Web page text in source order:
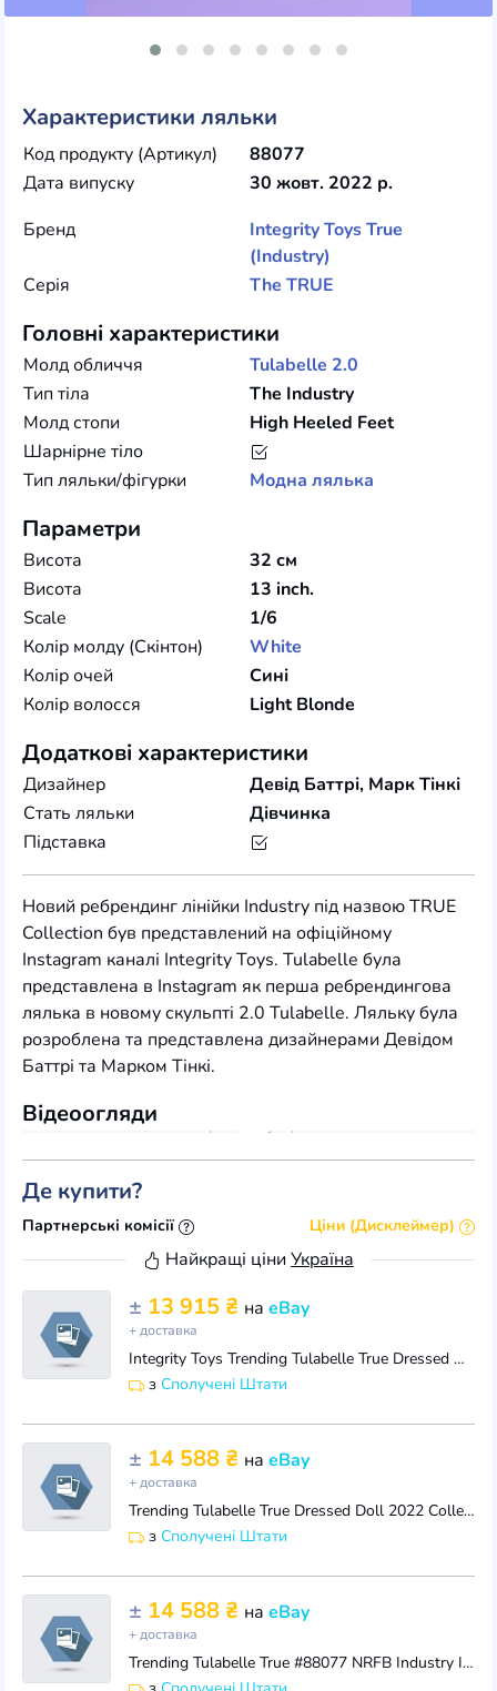
Характеристики ляльки
Код продукту (Артикул)
88077
Дата випуску
30 жовт. 2022 р.
Бренд
Integrity ToysTrue
(Industry)
Серія
The TRUE
Головні характеристики
Молд обличчя
Tulabelle 2.0
Тип тіла
The Industry
Молд стопи
High Heeled Feet
Шарнірне тіло
Тип ляльки/фігурки
Модна лялька
Параметри
Висота
32 см
Висота
13 inch.
Scale
1/6
Колір молду (Скінтон)
White
Колір очей
Сині
Колір волосся
Light Blonde
Додаткові характеристики
Дизайнер
Девід Баттрі, Марк Тінкі
Стать ляльки
Дівчинка
Підставка
Новий ребрендинг лінійки Industry під назвою TRUE
Collection був представлений на офіційному
Instagram каналі Integrity Toys. Tulabelle була
представлена в Instagram як перша ребрендингова
лялька в новому скульпті 2.0 Tulabelle. Ляльку була
розроблена та представлена дизайнерами Девідом
Баттрі та Марком Тінкі.
Відеоогляди
Де купити?
Партнерські комісії Ціни (Дисклеймер)
Найкращі ціни Україна
± 13 915 ₴ на eBay
+ доставка
Integrity Toys Trending Tulabelle True Dressed Doll NRFB
з Сполучені Штати
± 14 588 ₴ на eBay
+ доставка
Trending Tulabelle True Dressed Doll 2022 Collection NRFB Integrity Toys
з Сполучені Штати
± 14 588 ₴ на eBay
+ доставка
Trending Tulabelle True #88077 NRFB Industry Integrity Toys Tulabelle True & Co